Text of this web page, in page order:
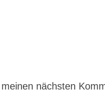
nächsten